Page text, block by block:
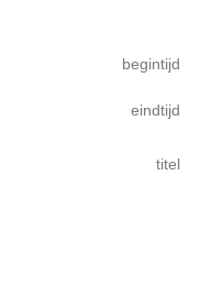
begintijd
eindtijd
titel